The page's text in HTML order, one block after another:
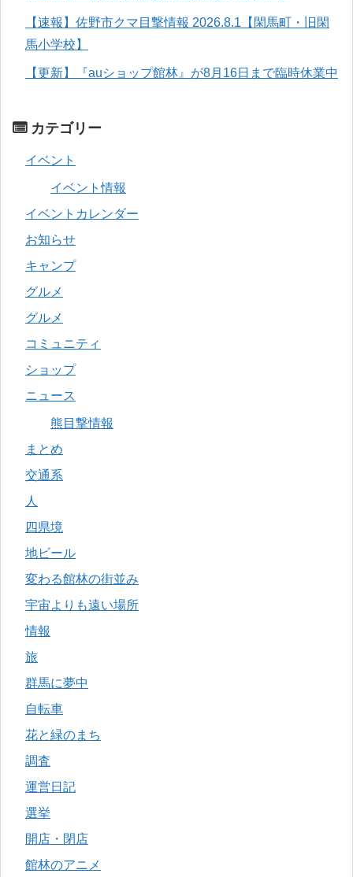
【速報】佐野市クマ目撃情報 2026.8.1【閑馬町・旧閑
馬小学校】
【更新】『auショップ館林』が8月16日まで臨時休業中
カテゴリー
イベント
イベント情報
イベントカレンダー
お知らせ
キャンプ
グルメ
グルメ
コミュニティ
ショップ
ニュース
熊目撃情報
まとめ
交通系
人
四県境
地ビール
変わる館林の街並み
宇宙よりも遠い場所
情報
旅
群馬に夢中
自転車
花と緑のまち
調査
運営日記
選挙
開店・閉店
館林のアニメ